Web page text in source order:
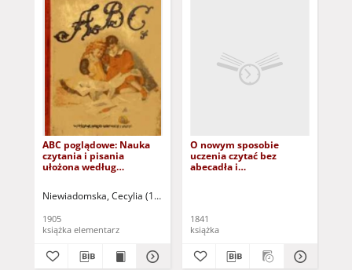
ABC poglądowe: Nauka
czytania i pisania
ułożona według
rysunkami J.
dodaniem powiastek i
wierszyków
Niewiadomska, Cecylia (1855-1925)
1905
książka elementarz
O nowym sposobie
uczenia czytać bez
abecadła i
1841
książka